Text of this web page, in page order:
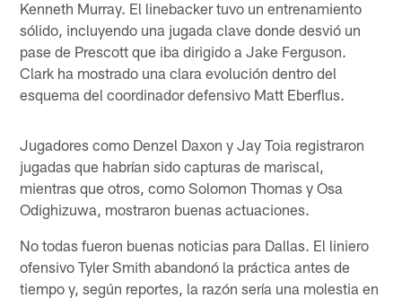
Kenneth Murray. El linebacker tuvo un entrenamiento
sólido, incluyendo una jugada clave donde desvió un
pase de Prescott que iba dirigido a Jake Ferguson.
Clark ha mostrado una clara evolución dentro del
esquema del coordinador defensivo Matt Eberflus.
Jugadores como Denzel Daxon y Jay Toia registraron
jugadas que habrían sido capturas de mariscal,
mientras que otros, como Solomon Thomas y Osa
Odighizuwa, mostraron buenas actuaciones.
No todas fueron buenas noticias para Dallas. El liniero
ofensivo Tyler Smith abandonó la práctica antes de
tiempo y, según reportes, la razón sería una molestia en